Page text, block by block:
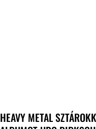
HEAVY METAL